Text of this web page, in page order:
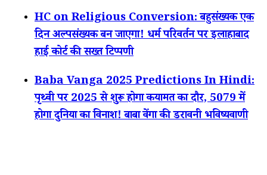
HC on Religious Conversion: बहुसंख्यक एक
दिन अल्पसंख्यक बन जाएगा! धर्म परिवर्तन पर इलाहाबाद
हाई कोर्ट की सख्त टिप्पणी
Baba Vanga 2025 Predictions In Hindi:
पृथ्वी पर 2025 से शुरू होगा कयामत का दौर, 5079 में
होगा दुनिया का विनाश! बाबा वेंगा की डरावनी भविष्यवाणी